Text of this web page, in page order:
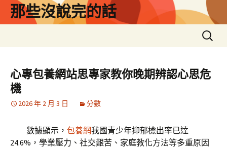
那些沒說完的話
搜
尋
鍵
字:
心專包養網站思專家教你晚期辨認心思危
機
2026 年 2 月 3 日 分數
數據顯示， 包養網我國青少年抑郁檢出率已達
24.6%，學業壓力、社交艱苦、家庭教化方法等多重原因